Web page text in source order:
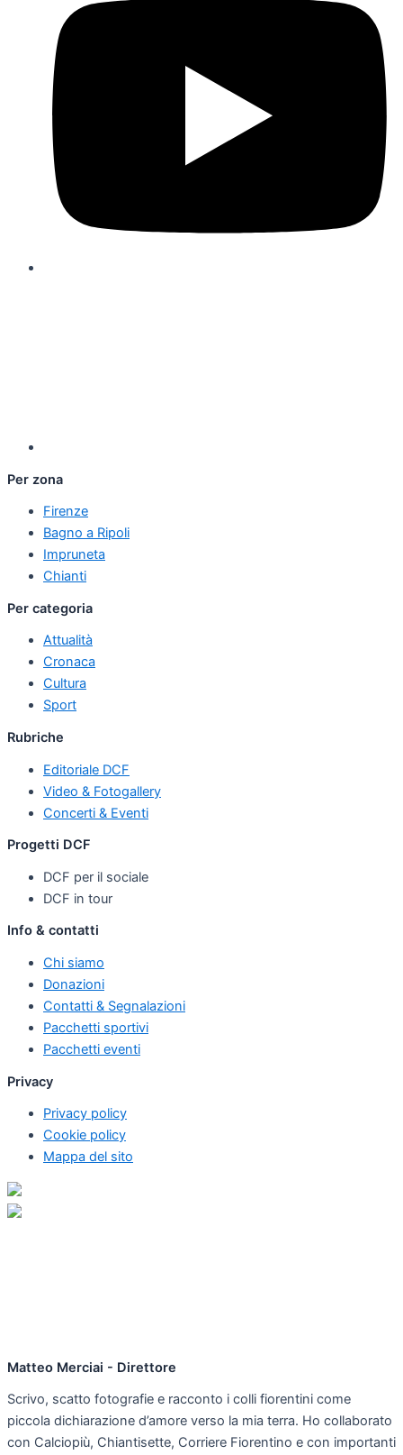
Per zona
Firenze
Bagno a Ripoli
Impruneta
Chianti
Per categoria
Attualità
Cronaca
Cultura
Sport
Rubriche
Editoriale DCF
Video & Fotogallery
Concerti & Eventi
Progetti DCF
DCF per il sociale
DCF in tour
Info & contatti
Chi siamo
Donazioni
Contatti & Segnalazioni
Pacchetti sportivi
Pacchetti eventi
Privacy
Privacy policy
Cookie policy
Mappa del sito
Matteo Merciai - Direttore
Scrivo, scatto fotografie e racconto i colli fiorentini come
piccola dichiarazione d’amore verso la mia terra. Ho collaborato
con Calciopiù, Chiantisette, Corriere Fiorentino e con importanti